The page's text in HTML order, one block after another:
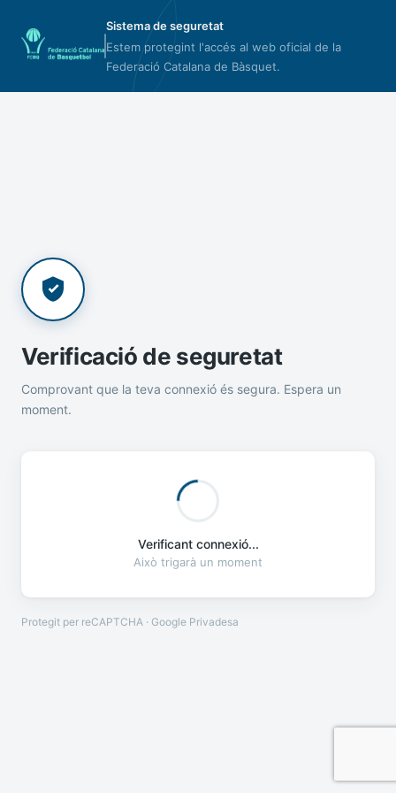
Sistema de seguretat
Estem protegint l'accés al web oficial de la
Federació Catalana de Bàsquet.
Verificació de seguretat
Comprovant que la teva connexió és segura. Espera un
moment.
Verificant connexió...
Això trigarà un moment
Protegit per reCAPTCHA · Google Privadesa